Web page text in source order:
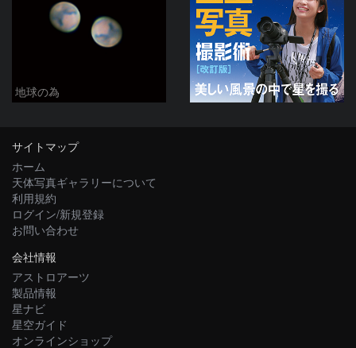
地球の為
サイトマップ
ホーム
天体写真ギャラリーについて
利用規約
ログイン/新規登録
お問い合わせ
会社情報
アストロアーツ
製品情報
星ナビ
星空ガイド
オンラインショップ